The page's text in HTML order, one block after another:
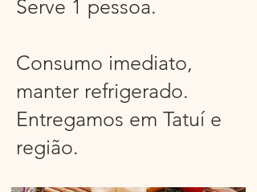
Serve 1 pessoa.
Consumo imediato,
manter refrigerado.
Entregamos em Tatuí e
região.